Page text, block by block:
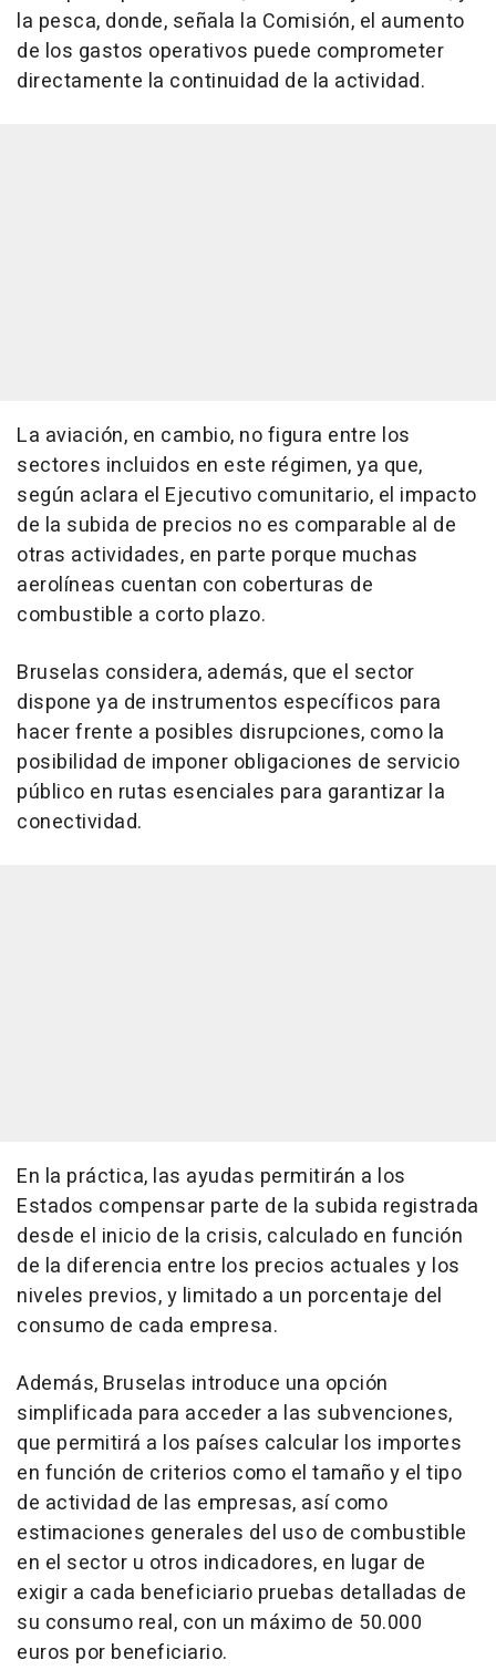
la pesca, donde, señala la Comisión, el aumento
de los gastos operativos puede comprometer
directamente la continuidad de la actividad.
La aviación, en cambio, no figura entre los
sectores incluidos en este régimen, ya que,
según aclara el Ejecutivo comunitario, el impacto
de la subida de precios no es comparable al de
otras actividades, en parte porque muchas
aerolíneas cuentan con coberturas de
combustible a corto plazo.
Bruselas considera, además, que el sector
dispone ya de instrumentos específicos para
hacer frente a posibles disrupciones, como la
posibilidad de imponer obligaciones de servicio
público en rutas esenciales para garantizar la
conectividad.
En la práctica, las ayudas permitirán a los
Estados compensar parte de la subida registrada
desde el inicio de la crisis, calculado en función
de la diferencia entre los precios actuales y los
niveles previos, y limitado a un porcentaje del
consumo de cada empresa.
Además, Bruselas introduce una opción
simplificada para acceder a las subvenciones,
que permitirá a los países calcular los importes
en función de criterios como el tamaño y el tipo
de actividad de las empresas, así como
estimaciones generales del uso de combustible
en el sector u otros indicadores, en lugar de
exigir a cada beneficiario pruebas detalladas de
su consumo real, con un máximo de 50.000
euros por beneficiario.